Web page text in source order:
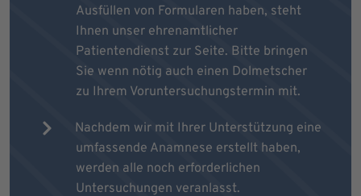
Ausfüllen von Formularen haben, steht
Ihnen unser ehrenamtlicher
Patientendienst zur Seite. Bitte bringen
Sie wenn nötig auch einen Dolmetscher
zu Ihrem Voruntersuchungstermin mit.
Nachdem wir mit Ihrer Unterstützung eine
umfassende Anamnese erstellt haben,
werden alle noch erforderlichen
Untersuchungen veranlasst.